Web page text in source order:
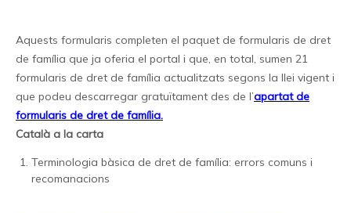
Aquests formularis completen el paquet de formularis de dret
de família que ja oferia el portal i que, en total, sumen 21
formularis de dret de família actualitzats segons la llei vigent i
que podeu descarregar gratuïtament des de l’apartat de
formularis de dret de família.
Català a la carta
Terminologia bàsica de dret de família: errors comuns i
recomanacions